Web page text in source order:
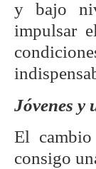
y bajo
impulsar
Jóvenes y
El
consigo